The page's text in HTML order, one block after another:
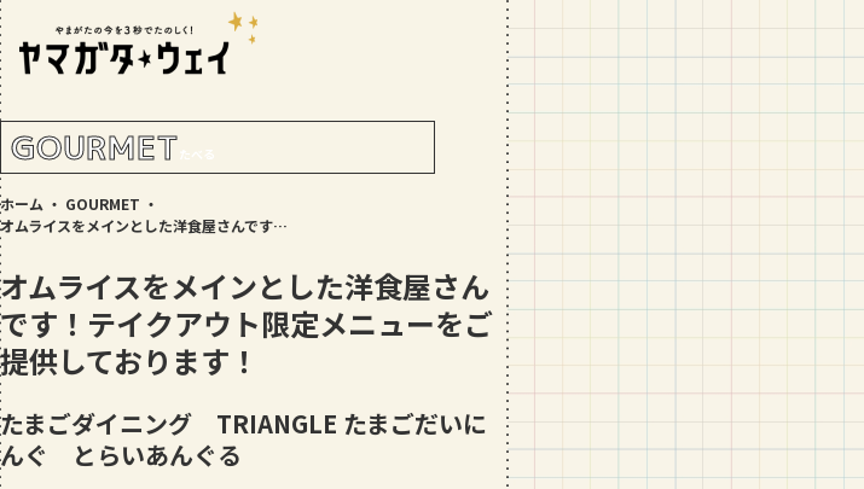
RANKING!
【30選】ランキング付き
GOURMET
おすすめ！山形のそば【23選】地元民
の人気ランキング付！～日刊ヤマガタ
ウェイが厳選
【お肉をやわらかくする方法10選】結
局何が効果的？～おすすめのお取り寄
GOURMET たべる
ホーム ・ GOURMET ・
オムライスをメインとした洋食屋さんです！テイクアウト限定メニューをご提供しております！
オムライスをメインとした洋食屋さん
です！テイクアウト限定メニューをご
提供しております！
たまごダイニング TRIANGLE たまごだいに
んぐ とらいあんぐる